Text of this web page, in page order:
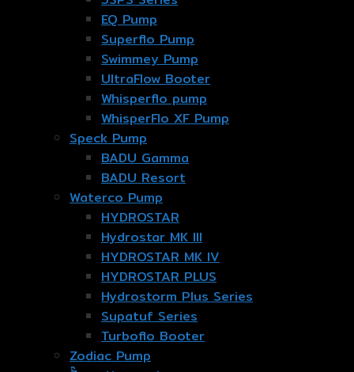
EQ Pump
Superflo Pump
Swimmey Pump
UltraFlow Booter
Whisperflo pump
WhisperFlo XF Pump
Speck Pump
BADU Gamma
BADU Resort
Waterco Pump
HYDROSTAR
Hydrostar MK III
HYDROSTAR MK IV
HYDROSTAR PLUS
Hydrostorm Plus Series
Supatuf Series
Turboflo Booter
Zodiac Pump